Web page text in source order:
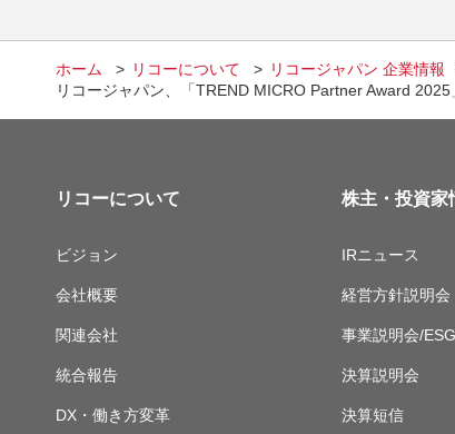
ホーム リコーについて リコージャパン 企業情報
リコージャパン、「TREND MICRO Partner Award
リコーについて
ビジョン
会社概要
関連会社
統合報告
DX・働き方変革
株主・投資家
IRニュース
経営方針説明会
事業説明会/
決算説明会
決算短信